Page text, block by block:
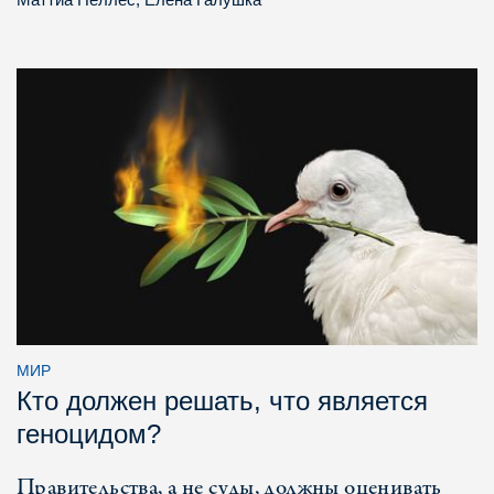
МИР
Кто должен решать, что является
геноцидом?